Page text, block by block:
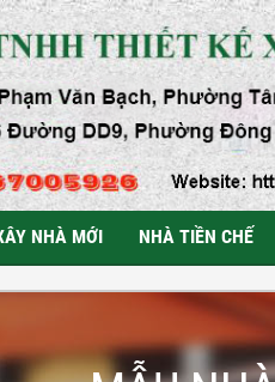
NHÀ MỚI NHÀ TIỀN CHẾ